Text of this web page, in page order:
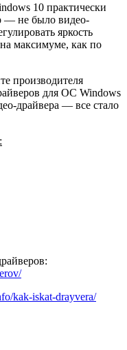
10 практически
— не было видео-
яркость
максимуме, как по
производителя
для ОС Windows
драйвера — все стало
kak-iskat-drayvera/